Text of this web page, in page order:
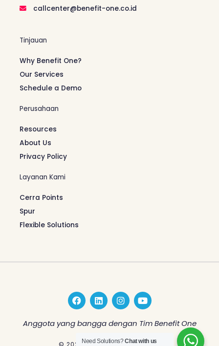
callcenter@benefit-one.co.id
Tinjauan
Why Benefit One?
Our Services
Schedule a Demo
Perusahaan
Resources
About Us
Privacy Policy
Layanan Kami
Cerra Points
Spur
Flexible Solutions
F
a
c
e
L
i
n
k
e
d
I
n
s
t
a
g
Y
o
u
t
b
Anggota yang bangga dengan Tim Benefit One
© 2026 Benefit One Indonesia
Need Solutions?Chat with us